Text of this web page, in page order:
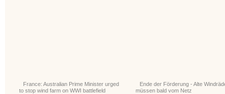
France: Australian Prime Minister urged
to stop wind farm on WWI battlefield
Ende der Förderung - Alte
müssen bald vom Netz